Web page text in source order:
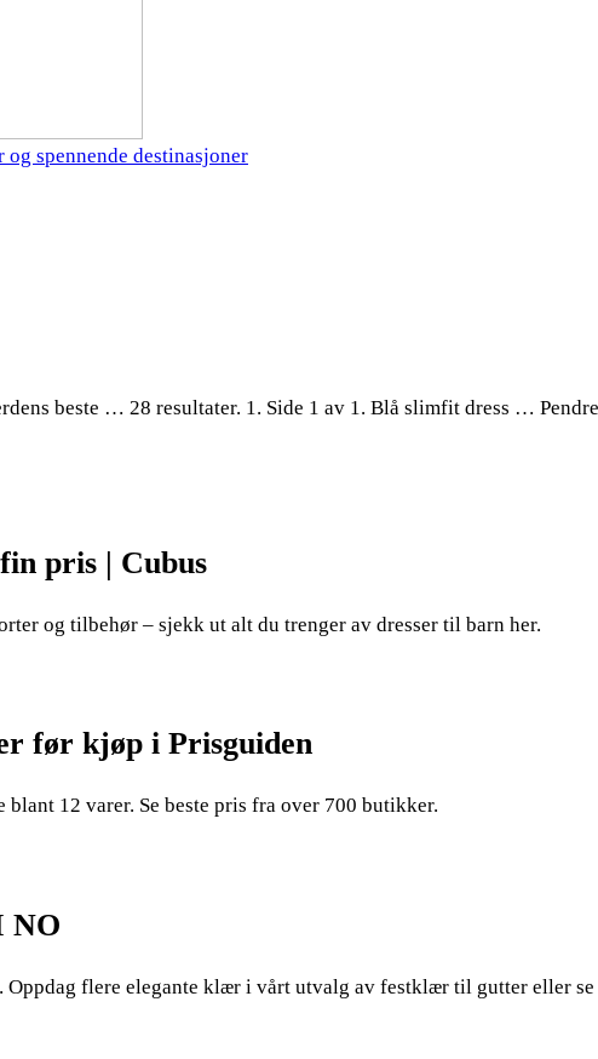
spennende destinasjoner
beste … 28 resultater. 1. Side 1 av 1. Blå slimfit dress …
pris | Cubus
og tilbehør – sjekk ut alt du trenger av dresser til barn her.
før kjøp i Prisguiden
12 varer. Se beste pris fra over 700 butikker.
NO
flere elegante klær i vårt utvalg av festklær til gutter eller se